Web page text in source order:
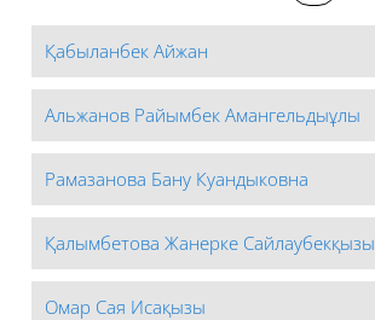
Қабыланбек Айжан
Альжанов Райымбек Амангельдыұлы
Рамазанова Бану Куандыковна
Қалымбетова Жанерке Сайлаубекқызы
Омар Сая Исақызы